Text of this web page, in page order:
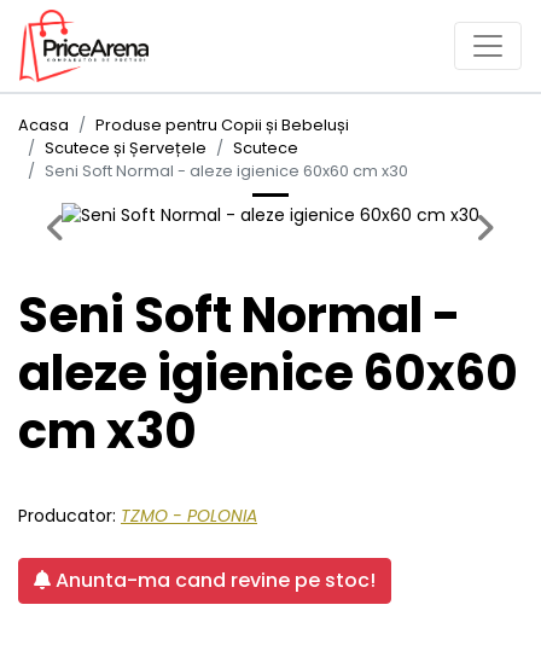
Acasa
Produse pentru Copii și Bebeluși
Scutece și Șervețele
Scutece
Seni Soft Normal - aleze igienice 60x60 cm x30
Previous Next
Seni Soft Normal -
aleze igienice 60x60
cm x30
Producator: TZMO - POLONIA
Anunta-ma cand revine pe stoc!